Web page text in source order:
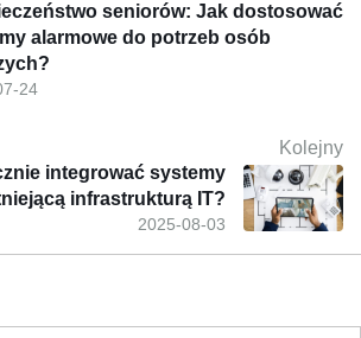
24
seniorów: Jak dostosować
alarmowe do potrzeb osób
Kolejny
2025-08-03
integrować systemy
infrastrukturą IT?